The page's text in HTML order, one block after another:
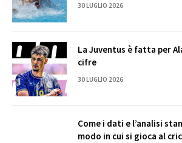
30 LUGLIO 2026
La Juventus è fatta per
cifre
30 LUGLIO 2026
Come i dati e l’analisi
modo in cui si gioca al